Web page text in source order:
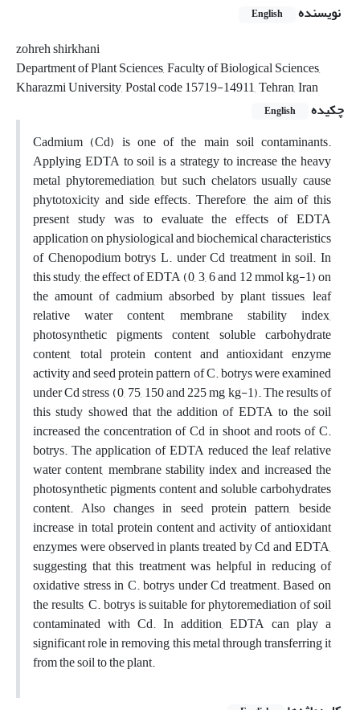
نویسنده English
zohreh shirkhani
Department of Plant Sciences, Faculty of Biological Sciences,
Kharazmi University, Postal code 15719-14911, Tehran, Iran
چکیده
English
Cadmium (Cd) is one of the main soil contaminants.
Applying EDTA to soil is a strategy to increase the heavy
metal phytoremediation, but such chelators usually cause
phytotoxicity and side effects. Therefore, the aim of this
present study was to evaluate the effects of EDTA
application on physiological and biochemical characteristics
of Chenopodium botrys L. under Cd treatment in soil. In
this study, the effect of EDTA (0, 3, 6 and 12 mmol kg-1) on
the amount of cadmium absorbed by plant tissues, leaf
relative water content, membrane stability index,
photosynthetic pigments content, soluble carbohydrate
content, total protein content and antioxidant enzyme
activity and seed protein pattern of C. botrys were examined
under Cd stress (0, 75, 150 and 225 mg kg-1). The results of
this study showed that the addition of EDTA to the soil
increased the concentration of Cd in shoot and roots of C.
botrys. The application of EDTA reduced the leaf relative
water content, membrane stability index and increased the
photosynthetic pigments content and soluble carbohydrates
content. Also changes in seed protein pattern, beside
increase in total protein content and activity of antioxidant
enzymes were observed in plants treated by Cd and EDTA,
suggesting that this treatment was helpful in reducing of
oxidative stress in C. botrys under Cd treatment. Based on
the results, C. botrys is suitable for phytoremediation of soil
contaminated with Cd. In addition, EDTA can play a
significant role in removing this metal through transferring it
from the soil to the plant.